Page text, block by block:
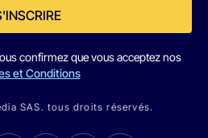
confirmez que vous acceptez nos
et Conditions
SAS. tous droits réservés.